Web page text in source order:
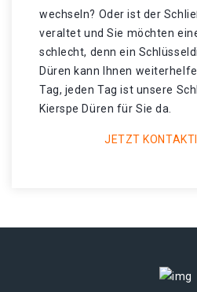
wechseln? Oder ist der
veraltet und Sie möchten
schlecht, denn ein
Düren kann Ihnen
Tag, jeden Tag ist unsere
Kierspe Düren für Sie da.
JETZT